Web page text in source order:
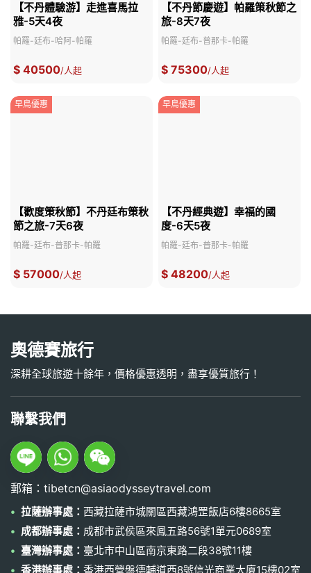
【不丹體驗游】走進喜馬拉
雅-5天4夜
帕羅-廷布-哈阿-帕羅
$ 40500/人起
【不丹節慶遊】帕羅策秋節之
旅-8天7夜
帕羅-廷布-普那卡-帕羅
$ 75300/人起
早鳥優惠
【歡度策秋節】不丹廷布策秋
節之旅-7天6夜
帕羅-廷布-普那卡-帕羅
$ 57000/人起
早鳥優惠
【不丹經典遊】幸福的國
度-6天5夜
帕羅-廷布-普那卡-帕羅
$ 48200/人起
奧德賽旅行
深耕全球旅遊十餘年，價格優惠透明，盡享優質旅行！
聯繫我們
郵箱：tibetcn@asiaodysseytravel.com
拉薩辦事處： 西藏拉薩市城關區西藏鴻罡飯店6樓8665室
成都辦事處： 成都市武侯區來鳳五路56號1單元0689室
臺灣辦事處： 臺北市中山區南京東路二段38號11樓
香港辦事處： 香港西營盤德輔道西8號信光商業大廈15樓02室